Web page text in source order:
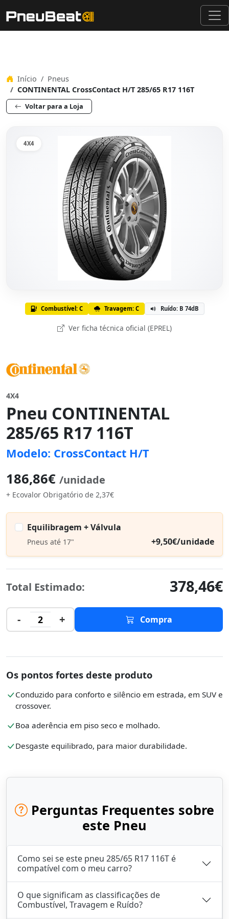
Início
Pneus
CONTINENTAL CrossContact H/T 285/65 R17 116T
Voltar para a Loja
4X4
Combustível: C Travagem: C Ruído: B 74dB
Ver ficha técnica oficial (EPREL)
4X4
Pneu CONTINENTAL
285/65 R17 116T
Modelo: CrossContact H/T
186,86€ /unidade
+ Ecovalor Obrigatório de 2,37€
Equilibragem + Válvula
Pneus até 17" +9,50€/unidade
Total Estimado: 378,46€
- 2 + Compra
Os pontos fortes deste produto
Conduzido para conforto e silêncio em estrada, em SUV e
crossover.
Boa aderência em piso seco e molhado.
Desgaste equilibrado, para maior durabilidade.
Perguntas Frequentes sobre
este Pneu
Como sei se este pneu 285/65 R17 116T é
compatível com o meu carro?
O que significam as classificações de
Combustível, Travagem e Ruído?